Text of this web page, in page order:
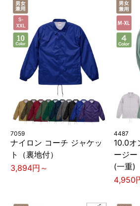
7059
ナイロン コーチ ジャケッ
ト（裏地付）
3,894円～
4487
10.0オ
ージー
(一重)
4,950